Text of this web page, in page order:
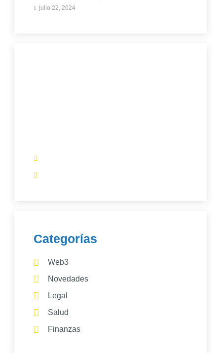
julio 22, 2024
Categorías
Web3
Novedades
Legal
Salud
Finanzas